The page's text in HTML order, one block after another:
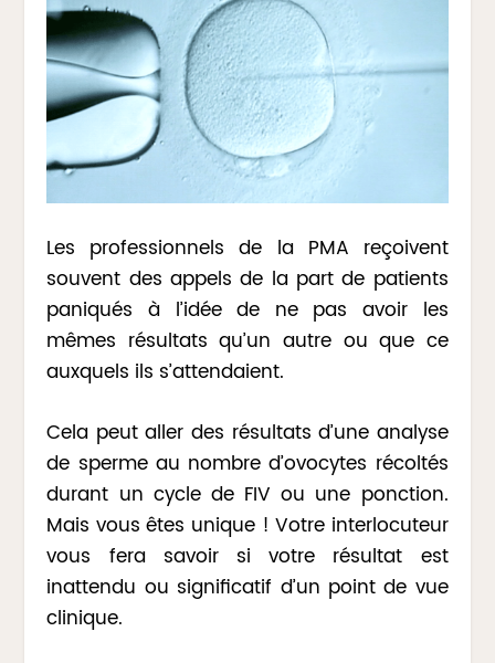
Les professionnels de la PMA reçoivent
souvent des appels de la part de patients
paniqués à l’idée de ne pas avoir les
mêmes résultats qu’un autre ou que ce
auxquels ils s’attendaient.
Cela peut aller des résultats d’une analyse
de sperme au nombre d’ovocytes récoltés
durant un cycle de FIV ou une ponction.
Mais vous êtes unique ! Votre interlocuteur
vous fera savoir si votre résultat est
inattendu ou significatif d’un point de vue
clinique.